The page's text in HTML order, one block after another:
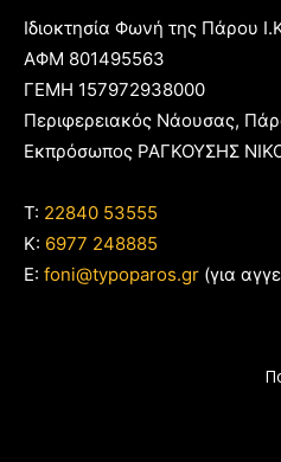
Ιδιοκτησία Φωνή της Πάρου
ΑΦΜ 801495563
ΓΕΜΗ 157972938000
Περιφερειακός Νάουσας,
Εκπρόσωπος ΡΑΓΚΟΥΣΗΣ
T: 22840 53555
Κ: 6977 248885
E: foni@typoparos.gr (για